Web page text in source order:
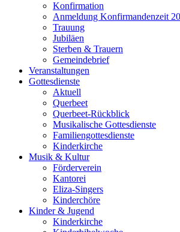
Konfirmation
Anmeldung Konfirmandenzeit
Trauung
Jubiläen
Sterben & Trauern
Gemeindebrief
Veranstaltungen
Gottesdienste
Aktuell
Querbeet
Querbeet-Rückblick
Musikalische Gottesdienste
Familiengottesdienste
Kinderkirche
Musik & Kultur
Förderverein
Kantorei
Eliza-Singers
Kinderchöre
Kinder & Jugend
Kinderkirche